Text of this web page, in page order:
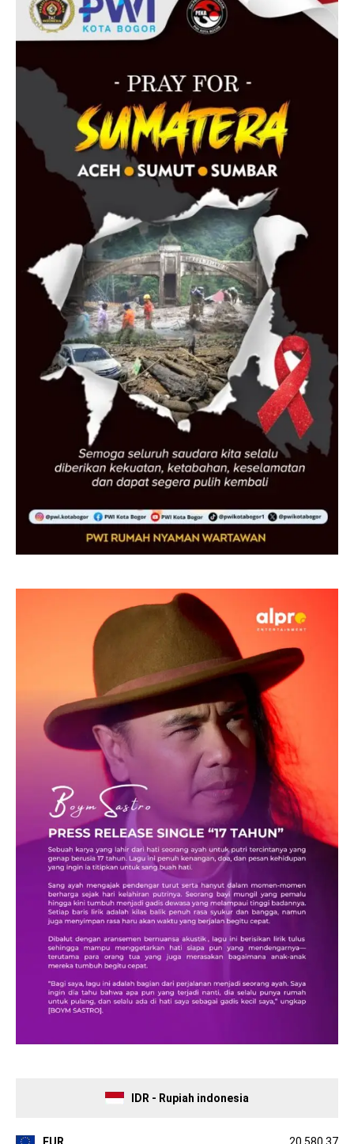
IDR - Rupiah indonesia